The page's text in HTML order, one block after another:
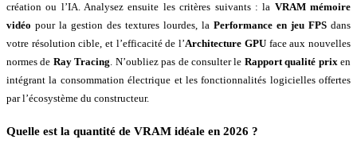
création ou l’IA. Analysez ensuite les critères suivants : la VRAM mémoire
vidéo pour la gestion des textures lourdes, la Performance en jeu FPS dans
votre résolution cible, et l’efficacité de l’Architecture GPUface aux nouvelles
normes de Ray Tracing. N’oubliez pas de consulter le Rapport qualité prixen
intégrant la consommation électrique et les fonctionnalités logicielles offertes
par l’écosystème du constructeur.
Quelle est la quantité de VRAM idéale en 2026 ?